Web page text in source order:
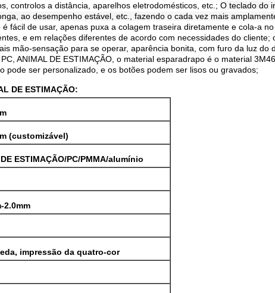
controlos a distância, aparelhos eletrodomésticos, etc.; O teclado do
ao desempenho estável, etc., fazendo o cada vez mais
é fácil de usar, apenas puxa a colagem traseira diretamente e cola-a
e em relações diferentes de acordo com necessidades do
mão-sensação para se operar, aparência bonita, com furo da luz do
ANIMAL DE ESTIMAÇÃO, o material esparadrapo é o material
ser personalizado, e os botões podem ser lisos ou gravados;
DE ESTIMAÇÃO:
(customizável)
ESTIMAÇÃO/PC/PMMA/alumínio
2.0mm
impressão da quatro-cor